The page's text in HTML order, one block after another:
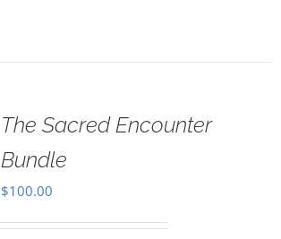
The Sacred Encounter
Bundle
$100.00